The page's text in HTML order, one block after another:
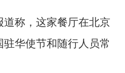
道称，这家餐厅在北京
华使节和随行人员常